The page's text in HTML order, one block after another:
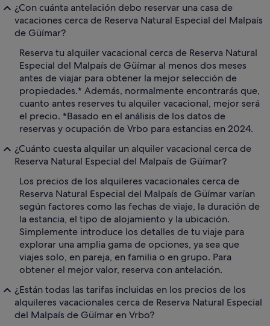
¿Con cuánta antelación debo reservar una casa de
vacaciones cerca de Reserva Natural Especial del Malpaís
de Güímar?
Reserva tu alquiler vacacional cerca de Reserva Natural
Especial del Malpaís de Güímar al menos dos meses
antes de viajar para obtener la mejor selección de
propiedades.* Además, normalmente encontrarás que,
cuanto antes reserves tu alquiler vacacional, mejor será
el precio. *Basado en el análisis de los datos de
reservas y ocupación de Vrbo para estancias en 2024.
¿Cuánto cuesta alquilar un alquiler vacacional cerca de
Reserva Natural Especial del Malpaís de Güímar?
Los precios de los alquileres vacacionales cerca de
Reserva Natural Especial del Malpaís de Güímar varían
según factores como las fechas de viaje, la duración de
la estancia, el tipo de alojamiento y la ubicación.
Simplemente introduce los detalles de tu viaje para
explorar una amplia gama de opciones, ya sea que
viajes solo, en pareja, en familia o en grupo. Para
obtener el mejor valor, reserva con antelación.
¿Están todas las tarifas incluidas en los precios de los
alquileres vacacionales cerca de Reserva Natural Especial
del Malpaís de Güímar en Vrbo?